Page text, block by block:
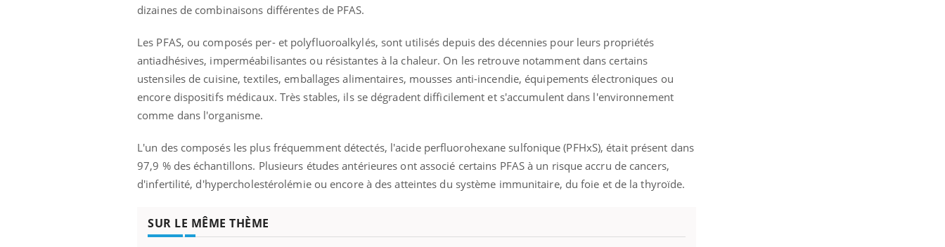
dizaines de combinaisons différentes de PFAS.
Les PFAS, ou composés per- et polyfluoroalkylés, sont utilisés depuis des décennies pour leurs propriétés
antiadhésives, imperméabilisantes ou résistantes à la chaleur. On les retrouve notamment dans certains
ustensiles de cuisine, textiles, emballages alimentaires, mousses anti-incendie, équipements électroniques ou
encore dispositifs médicaux. Très stables, ils se dégradent difficilement et s'accumulent dans l'environnement
comme dans l'organisme.
L'un des composés les plus fréquemment détectés, l'acide perfluorohexane sulfonique (PFHxS), était présent dans
97,9 % des échantillons. Plusieurs études antérieures ont associé certains PFAS à un risque accru de cancers,
d'infertilité, d'hypercholestérolémie ou encore à des atteintes du système immunitaire, du foie et de la thyroïde.
SUR LE MÊME THÈME